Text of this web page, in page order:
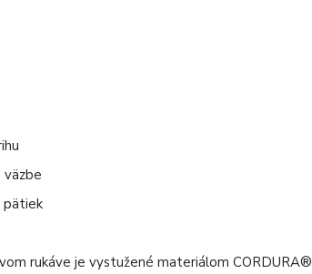
pätiek
rukáve je vystužené materiálom CORDURA®